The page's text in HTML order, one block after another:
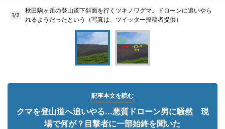
1/2
秋田駒ヶ岳の登山道下斜面を行くツキノワグマ。ドローンに追いやら
れるようだったという（写真は、ツイッター投稿者提供）
記事本文を読む
クマを登山道へ追いやる...悪質ドローン男に騒然 現
場で何が？目撃者に一部始終を聞いた